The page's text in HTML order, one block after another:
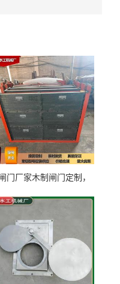
门厂家木制闸门定制，
型号齐全